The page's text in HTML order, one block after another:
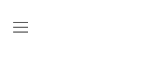
关于博主
o